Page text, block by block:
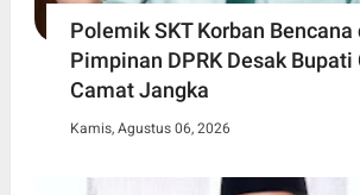
Polemik SKT Korban Bencana
Pimpinan DPRK Desak Bupati
Camat Jangka
Kamis, Agustus 06, 2026